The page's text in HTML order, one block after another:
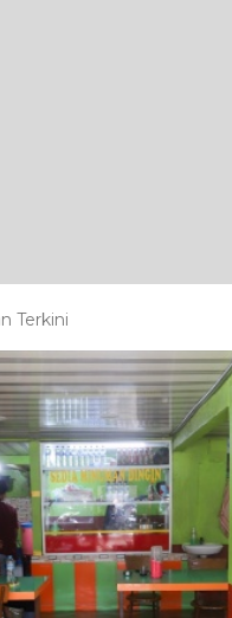
Terkini